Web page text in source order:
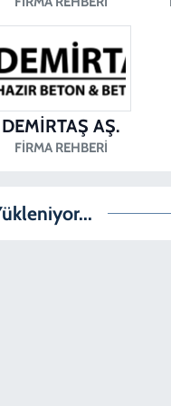
DEMİRTAŞ AŞ.
FIRMA REHBERI